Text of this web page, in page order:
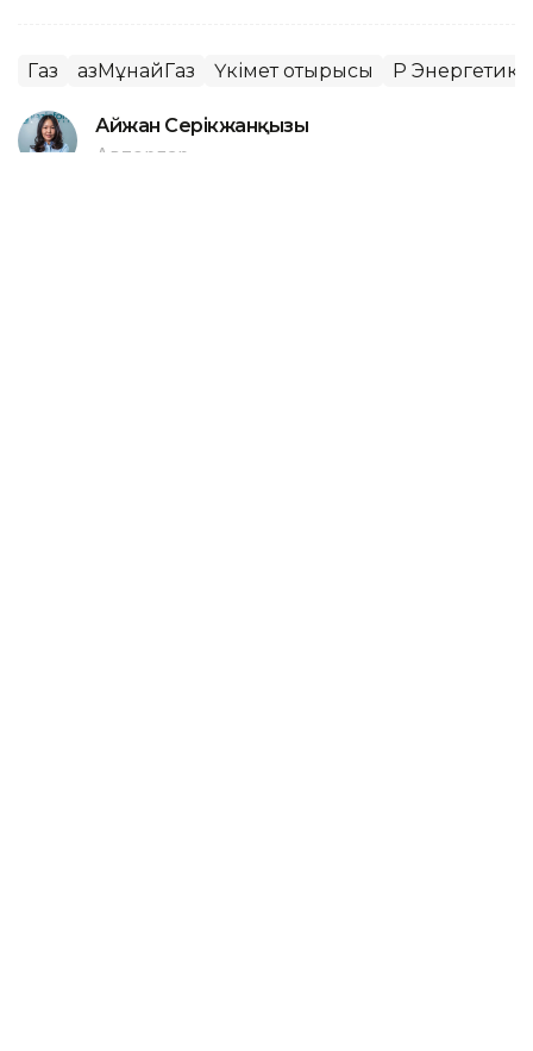
Газ ҚазМұнайГаз Үкімет отырысы ҚР
Айжан Серікжанқызы
Авторлар